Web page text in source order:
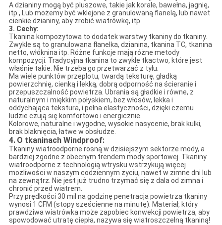
A dzianiny mogą być pluszowe, takie jak korale, bawełna, jagnię,
itp., Lub możemy być wklejone z granulowaną flanelą, lub nawet
cienkie dzianiny, aby zrobić wiatrówkę, itp.
3. Cechy:
Tkanina kompozytowa to dodatek warstwy tkaniny do tkaniny.
Zwykle są to granulowana flanelka, dzianina, tkanina TC, tkanina
netto, włóknina itp. Różne funkcje mają różne metody
kompozycji. Tradycyjna tkanina to zwykłe tkactwo, które jest
właśnie takie. Nie trzeba go przetwarzać z tyłu.
Ma wiele punktów przeplotu, twardą teksturę, gładką
powierzchnię, cienką i lekką, dobrą odporność na ścieranie i
przepuszczalność powietrza. Ubrania są gładkie i równe, z
naturalnym i miękkim połyskiem, bez włosów, lekka i
oddychająca tekstura, i pełna elastyczności, dzięki czemu
ludzie czują się komfortowo i energicznie.
Kolorowe, naturalne i wygodne, wysokie nasycenie, brak kulki,
brak blaknięcia, łatwe w obsłudze.
4. O tkaninach Windproof:
Tkaniny wiatroodporne rosną w dzisiejszym sektorze mody, a
bardziej zgodne z obecnym trendem mody sportowej. Tkaniny
wiatroodporne z technologią wtrysku wstrzykują więcej
możliwości w naszym codziennym życiu, nawet w zimne dni lub
na zewnątrz. Nie jest już trudno trzymać się z dala od zimna i
chronić przed wiatrem.
Przy prędkości 30 mil na godzinę penetracja powietrza tkaniny
wynosi 1 CFM (stopy sześcienne na minutę). Materiał, który
prawdziwa wiatrówka może zapobiec konwekcji powietrza, aby
spowodować utratę ciepła, nazywa się wiatroszczelną tkaniną!